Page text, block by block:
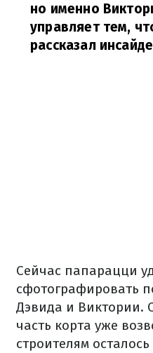
но именно
управляет тем,
рассказал
Сейчас папарацци
сфотографировать
Дэвида и Виктории.
часть корта уже
строителям